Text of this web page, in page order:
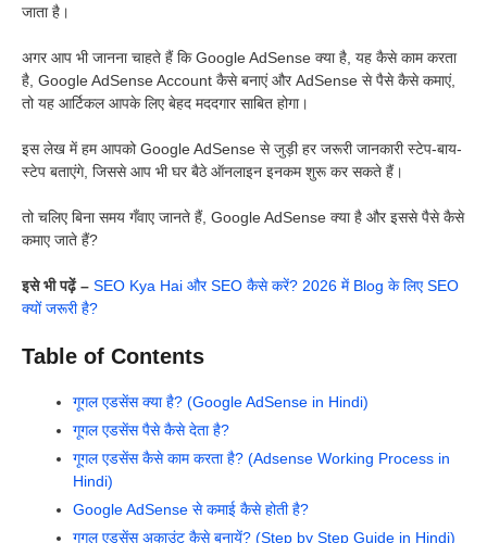
जाता है।
अगर आप भी जानना चाहते हैं कि Google AdSense क्या है, यह कैसे काम करता
है, Google AdSense Account कैसे बनाएं और AdSense से पैसे कैसे कमाएं,
तो यह आर्टिकल आपके लिए बेहद मददगार साबित होगा।
इस लेख में हम आपको Google AdSense से जुड़ी हर जरूरी जानकारी स्टेप-बाय-
स्टेप बताएंगे, जिससे आप भी घर बैठे ऑनलाइन इनकम शुरू कर सकते हैं।
तो चलिए बिना समय गँवाए जानते हैं, Google AdSense क्या है और इससे पैसे कैसे
कमाए जाते हैं?
इसे भी पढ़ें – SEO Kya Hai और SEO कैसे करें? 2026 में Blog के लिए SEO
क्यों जरूरी है?
Table of Contents
गूगल एडसेंस क्या है? (Google AdSense in Hindi)
गूगल एडसेंस पैसे कैसे देता है?
गूगल एडसेंस कैसे काम करता है? (Adsense Working Process in
Hindi)
Google AdSense से कमाई कैसे होती है?
गूगल एडसेंस अकाउंट कैसे बनायें? (Step by Step Guide in Hindi)